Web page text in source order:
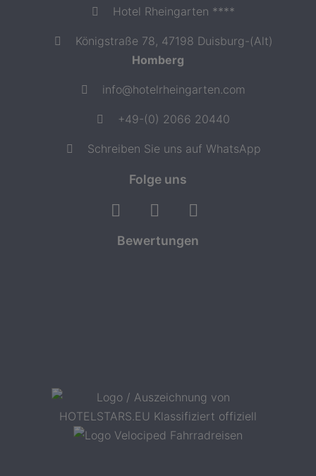
Hotel Rheingarten ****
Königstraße 78, 47198 Duisburg-(Alt)
Homberg
info@hotelrheingarten.com
+49-(0) 2066 20440
Schreiben Sie uns auf WhatsApp
Folge uns
Bewertungen